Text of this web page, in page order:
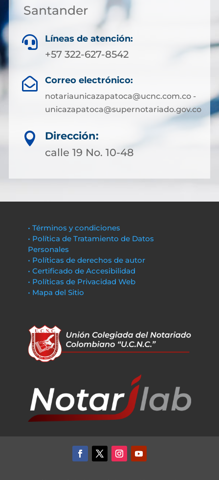
Santander
 Líneas de atención:
+57 322-627-8542
 Correo electrónico:
notariaunicazapatoca@ucnc.com.co -
unicazapatoca@supernotariado.gov.co

Dirección:
calle 19 No. 10-48
• Términos y condiciones
• Política de Tratamiento de Datos
Personales
• Políticas de derechos de autor
• Certificado de Accesibilidad
• Políticas de Privacidad Web
• Mapa del Sitio